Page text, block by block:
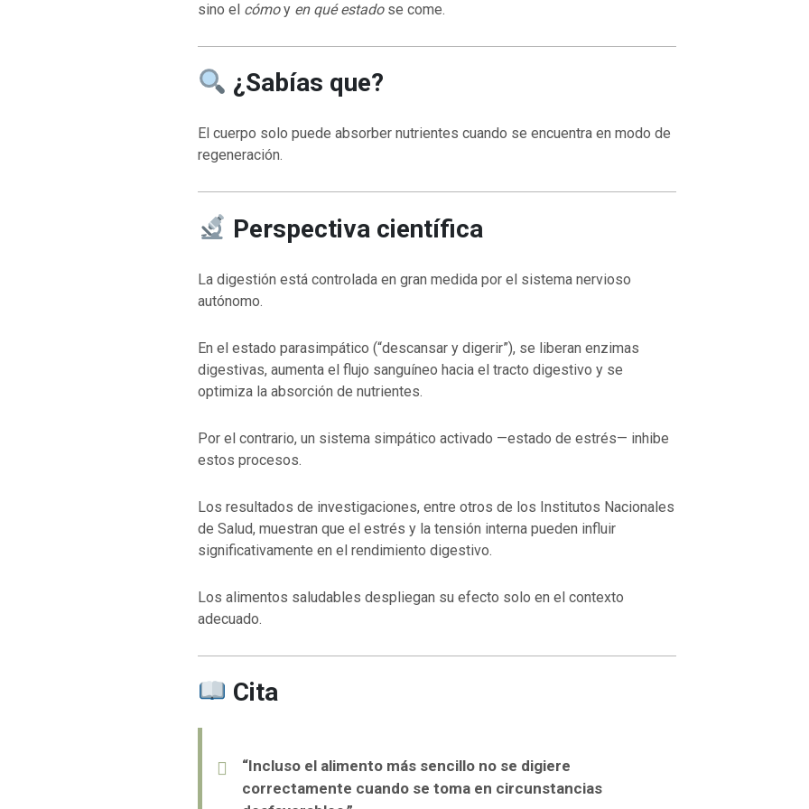
sino el cómoy en qué estadose come.
¿Sabías que?
El cuerpo solo puede absorber nutrientes cuando se encuentra en modo de
regeneración.
Perspectiva científica
La digestión está controlada en gran medida por el sistema nervioso
autónomo.
En el estado parasimpático (“descansar y digerir”), se liberan enzimas
digestivas, aumenta el flujo sanguíneo hacia el tracto digestivo y se
optimiza la absorción de nutrientes.
Por el contrario, un sistema simpático activado —estado de estrés— inhibe
estos procesos.
Los resultados de investigaciones, entre otros de los Institutos Nacionales
de Salud, muestran que el estrés y la tensión interna pueden influir
significativamente en el rendimiento digestivo.
Los alimentos saludables despliegan su efecto solo en el contexto
adecuado.
Cita
“Incluso el alimento más sencillo no se digiere
correctamente cuando se toma en circunstancias
VOLVER A LA FUENTE DE LA VIDA |
oración que transforma el corazón |
8.No nos
también nosotros perdonamos a